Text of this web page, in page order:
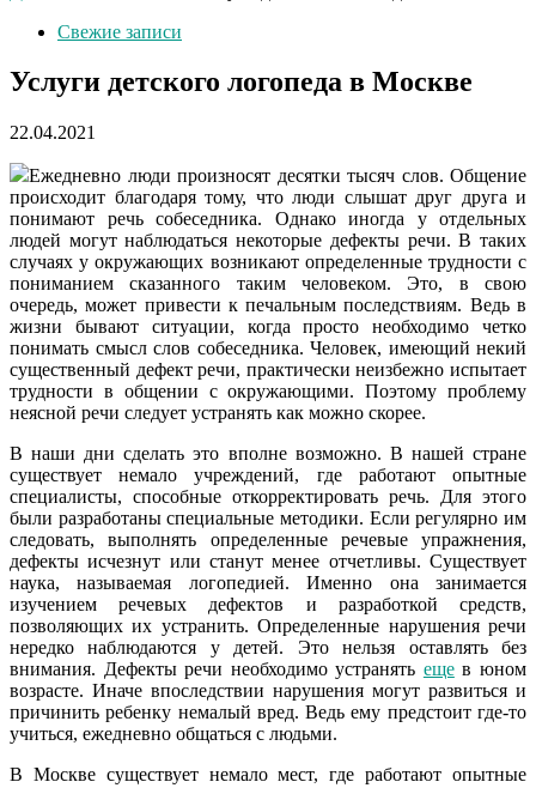
Свежие записи
Услуги детского логопеда в Москве
22.04.2021
Ежедневно люди произносят десятки тысяч слов. Общение
происходит благодаря тому, что люди слышат друг друга и
понимают речь собеседника. Однако иногда у отдельных
людей могут наблюдаться некоторые дефекты речи. В таких
случаях у окружающих возникают определенные трудности с
пониманием сказанного таким человеком. Это, в свою
очередь, может привести к печальным последствиям. Ведь в
жизни бывают ситуации, когда просто необходимо четко
понимать смысл слов собеседника. Человек, имеющий некий
существенный дефект речи, практически неизбежно испытает
трудности в общении с окружающими. Поэтому проблему
неясной речи следует устранять как можно скорее.
В наши дни сделать это вполне возможно. В нашей стране
существует немало учреждений, где работают опытные
специалисты, способные откорректировать речь. Для этого
были разработаны специальные методики. Если регулярно им
следовать, выполнять определенные речевые упражнения,
дефекты исчезнут или станут менее отчетливы. Существует
наука, называемая логопедией. Именно она занимается
изучением речевых дефектов и разработкой средств,
позволяющих их устранить. Определенные нарушения речи
нередко наблюдаются у детей. Это нельзя оставлять без
внимания. Дефекты речи необходимо устранять ещев юном
возрасте. Иначе впоследствии нарушения могут развиться и
причинить ребенку немалый вред. Ведь ему предстоит где-то
учиться, ежедневно общаться с людьми.
В Москве существует немало мест, где работают опытные